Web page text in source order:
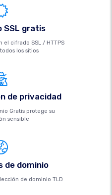
SSL gratis
el cifrado SSL / HTTPS
los sitios
de privacidad
Gratis protege su
sensible
de dominio
de dominio TLD